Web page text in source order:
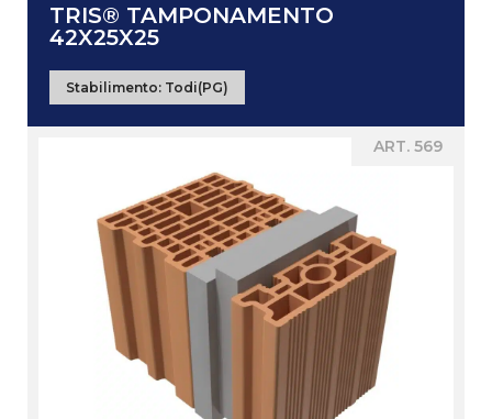
TRIS® TAMPONAMENTO
42X25X25
Stabilimento: Todi(PG)
ART. 569